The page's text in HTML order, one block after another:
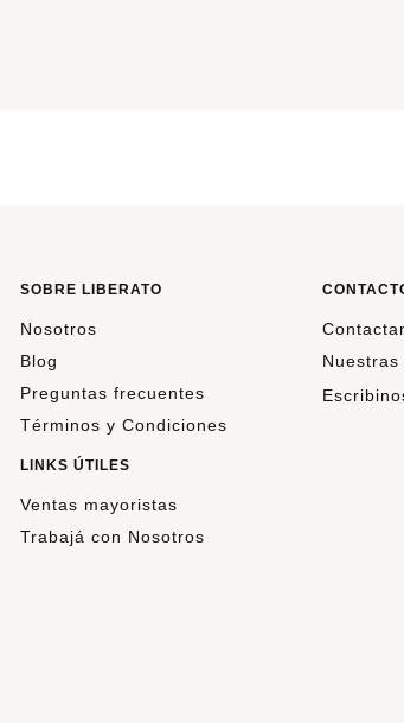
SOBRE LIBERATO
Nosotros
Blog
Preguntas frecuentes
Términos y Condiciones
LINKS ÚTILES
Ventas mayoristas
Trabajá con Nosotros
Nuestras